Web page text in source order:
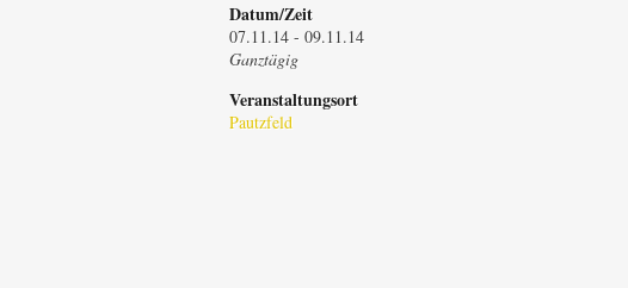
Datum/Zeit
07.11.14 - 09.11.14
Ganztägig
Veranstaltungsort
Pautzfeld